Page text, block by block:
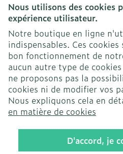
Nous utilisons des cookies
expérience utilisateur.
Notre boutique en ligne
indispensables. Ces
bon fonctionnement de
aucun autre type de
ne proposons pas la
cookies ni de modifier vos
Nous expliquons cela en
en matière de cookies
D'accord, je
En cliquant sur s'abonner, vous
newsletter et acceptez notre
Liens légaux